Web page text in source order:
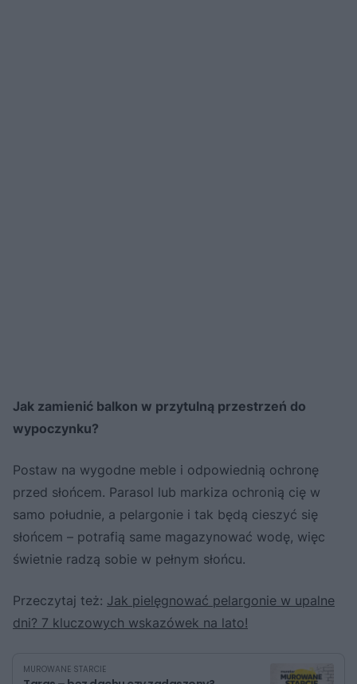
Jak zamienić balkon w przytulną przestrzeń do
wypoczynku?
Postaw na wygodne meble i odpowiednią ochronę
przed słońcem. Parasol lub markiza ochronią cię w
samo południe, a pelargonie i tak będą cieszyć się
słońcem – potrafią same magazynować wodę, więc
świetnie radzą sobie w pełnym słońcu.
Przeczytaj też: Jak pielęgnować pelargonie w upalne
dni? 7 kluczowych wskazówek na lato!
MUROWANE STARCIE